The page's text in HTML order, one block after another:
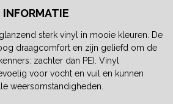
INFORMATIE
sterk vinyl in mooie kleuren. De
draagcomfort en zijn geliefd om de
zachter dan PE). Vinyl
voor vocht en vuil en kunnen
weersomstandigheden.